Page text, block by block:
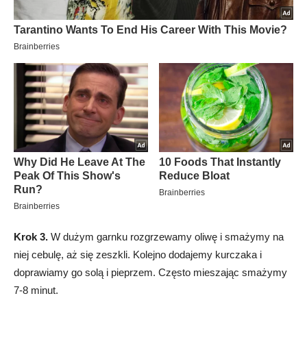
Krok 3. W dużym garnku rozgrzewamy oliwę i smażymy na
niej cebulę, aż się zeszkli. Kolejno dodajemy kurczaka i
doprawiamy go solą i pieprzem. Często mieszając smażymy
7-8 minut.